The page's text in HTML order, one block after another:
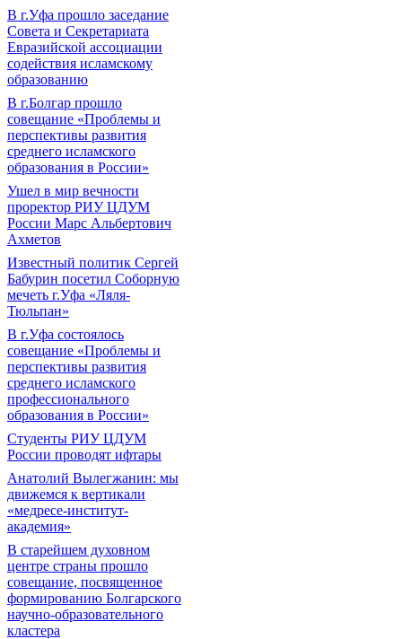
В г.Уфа прошло заседание
Совета и Секретариата
Евразийской ассоциации
содействия исламскому
образованию
В г.Болгар прошло
совещание «Проблемы и
перспективы развития
среднего исламского
образования в России»
Ушел в мир вечности
проректор РИУ ЦДУМ
России Марс Альбертович
Ахметов
Известный политик Сергей
Бабурин посетил Соборную
мечеть г.Уфа «Ляля-
Тюльпан»
В г.Уфа состоялось
совещание «Проблемы и
перспективы развития
среднего исламского
профессионального
образования в России»
Студенты РИУ ЦДУМ
России проводят ифтары
Анатолий Вылегжанин: мы
движемся к вертикали
«медресе-институт-
академия»
В старейшем духовном
центре страны прошло
совещание, посвященное
формированию Болгарского
научно-образовательного
кластера